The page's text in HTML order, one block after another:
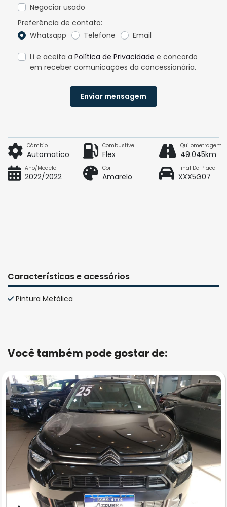
Negociar usado
Preferência de contato:
Whatsapp
Telefone Email
Li e aceita a Política de Privacidade e concordo
em receber comunicações da concessionária.
Enviar mensagem
Câmbio
Automatico
Combustível
Flex
Quilometragem
49.045km
Ano/Modelo
2022/2022
Cor
Amarelo
Final Da Placa
XXX5G07
Características e acessórios
Pintura Metálica
Você também pode gostar de: